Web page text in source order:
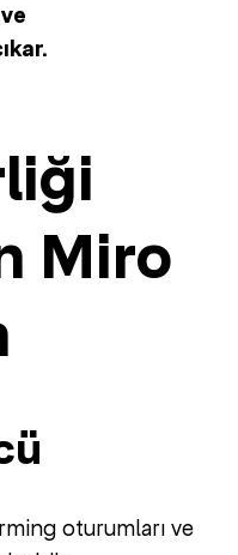
Miro
oturumları ve